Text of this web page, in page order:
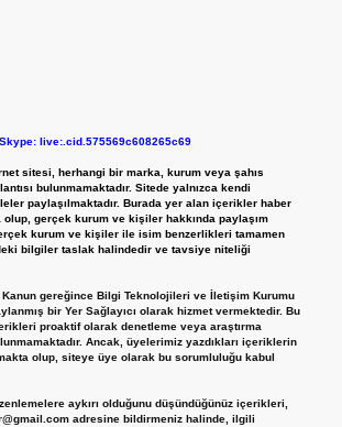
Skype: live:.cid.575569c608265c69
sitesi, herhangi bir marka, kurum veya şahıs
bulunmamaktadır. Sitede yalnızca kendi
paylaşılmaktadır. Burada yer alan içerikler haber
olup, gerçek kurum ve kişiler hakkında paylaşım
kurum ve kişiler ile isim benzerlikleri tamamen
bilgiler taslak halindedir ve tavsiye niteliği
Kanun gereğince Bilgi Teknolojileri ve İletişim Kurumu
bir Yer Sağlayıcı olarak hizmet vermektedir. Bu
proaktif olarak denetleme veya araştırma
Ancak, üyelerimiz yazdıkları içeriklerin
olup, siteye üye olarak bu sorumluluğu kabul
aykırı olduğunu düşündüğünüz içerikleri,
adresine bildirmeniz halinde, ilgili